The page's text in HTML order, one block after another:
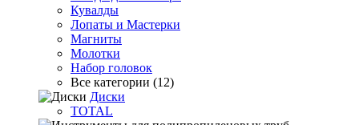
Кувалды
Лопаты и Мастерки
Магниты
Молотки
Набор головок
Все категории (12)
Диски
TOTAL